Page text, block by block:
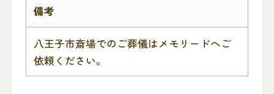
備考
八王子市斎場でのご葬儀はメモリードへご
依頼ください。